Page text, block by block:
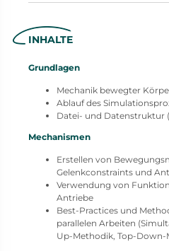
INHALTE
Grundlagen
Mechanik bewegter
Ablauf des
Datei- und Datenstruktur
Mechanismen
Erstellen von
Gelenkconstraints und
Verwendung von
Antriebe
Best-Practices und
parallelen Arbeiten
Up-Methodik, Top-